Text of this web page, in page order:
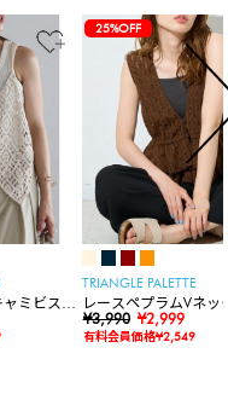
ミビスチ
25%OFF
TRIANGLE PALETTE
レースペプラムVネッ
ト
¥3,990 ¥2,999
有料会員価格¥2,549